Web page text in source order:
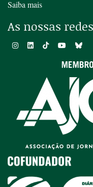
Saiba mais
As nossas